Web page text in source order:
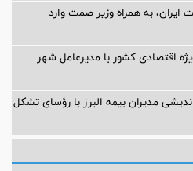
به همراه وزیر صمت وارد
اقتصادی کشور با مدیرعامل شهر
مدیران بیمه البرز با رؤسای تشکل